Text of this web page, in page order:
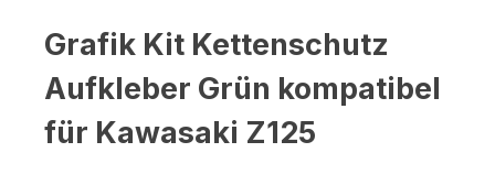
Grafik Kit Kettenschutz
Aufkleber Grün kompatibel
für Kawasaki Z125